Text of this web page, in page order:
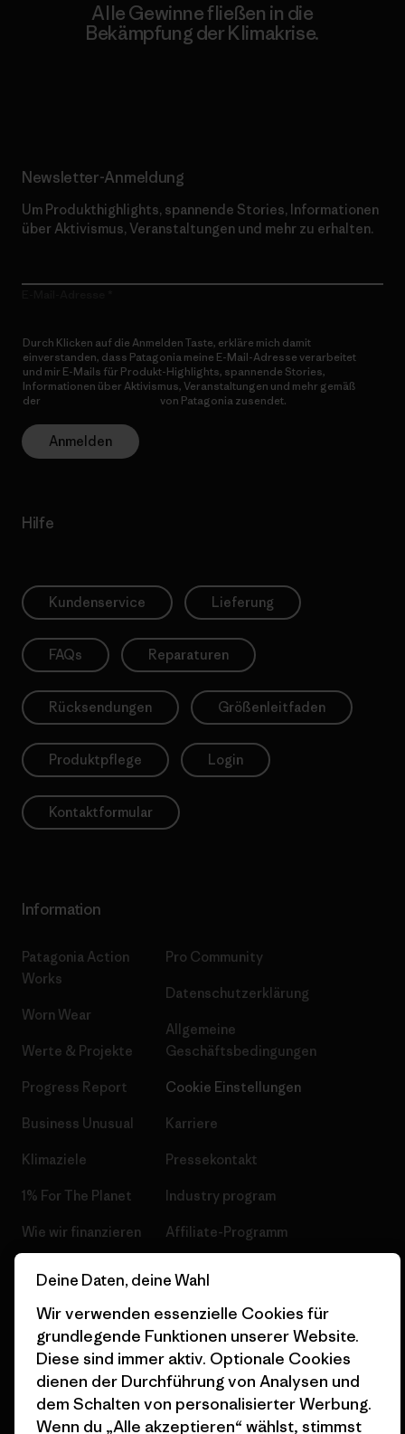
Alle Gewinne fließen in die
Bekämpfung der Klimakrise.
Newsletter-Anmeldung
Um Produkthighlights, spannende Stories, Informationen
über Aktivismus, Veranstaltungen und mehr zu erhalten.
Durch Klicken auf die Anmelden Taste, erkläre mich damit
einverstanden, dass Patagonia meine E-Mail-Adresse verarbeitet
und mir E-Mails für Produkt-Highlights, spannende Stories,
Informationen über Aktivismus, Veranstaltungen und mehr gemäß
der
von Patagonia zusendet.
Anmelden
Hilfe
Kundenservice Lieferung
FAQs Reparaturen
Rücksendungen Größenleitfaden
Produktpflege Login
Kontaktformular
Information
Patagonia Action
Works
Worn Wear
Werte & Projekte
Progress Report
Business Unusual
Klimaziele
1% For The Planet
Wie wir finanzieren
Stores in deiner
Pro Community
Datenschutzerklärung
Allgemeine
Geschäftsbedingungen
Cookie Einstellungen
Karriere
Pressekontakt
Industry program
Affiliate-Programm
Seitenverzeichnis
Deine Daten, deine Wahl
Wir verwenden essenzielle Cookies für
grundlegende Funktionen unserer Website.
Diese sind immer aktiv. Optionale Cookies
dienen der Durchführung von Analysen und
dem Schalten von personalisierter Werbung.
Wenn du „Alle akzeptieren“ wählst, stimmst